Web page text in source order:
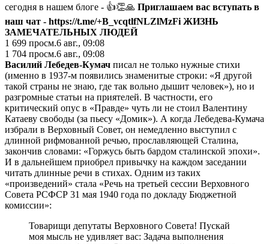
сегодня в нашем блоге - 👍👏🙏 Приглашаем вас вступать в
наш чат - https://t.me/+B_vcqtlfNLZlMzFi ЖИЗНЬ
ЗАМЕЧАТЕЛЬНЫХ ЛЮДЕЙ
1 699 просм.6 авг., 09:08
1 704 просм.6 авг., 09:08
Василий Лебедев-Кумач писал не только нужные стихи
(именно в 1937-м появились знаменитые строки: «Я другой
такой страны не знаю, где так вольно дышит человек»), но и
разгромные статьи на приятелей. В частности, его
критический опус в «Правде» чуть ли не стоил Валентину
Катаеву свободы (за пьесу «Домик»). А когда Лебедева-Кумача
избрали в Верховный Совет, он немедленно выступил с
длинной рифмованной речью, прославляющей Сталина,
закончив словами: «Горжусь быть бардом сталинской эпохи».
И в дальнейшем приобрел привычку на каждом заседании
читать длинные речи в стихах. Одним из таких
«произведений» стала «Речь на третьей сессии Верховного
Совета РСФСР 31 мая 1940 года по докладу Бюджетной
комиссии»:
Товарищи депутаты Верховного Совета! Пускай
моя мысль не удивляет вас: Задача выполнения